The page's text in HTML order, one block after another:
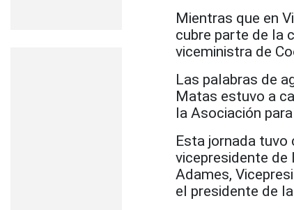
Mientras que en
cubre parte de la
viceministra de
Las palabras de
Matas estuvo a
la Asociación
Esta jornada tuvo
vicepresidente de
Adames,
el presidente de